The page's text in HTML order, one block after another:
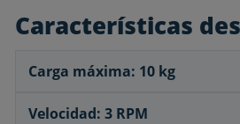
Características
Carga máxima: 10 kg
Velocidad: 3 RPM